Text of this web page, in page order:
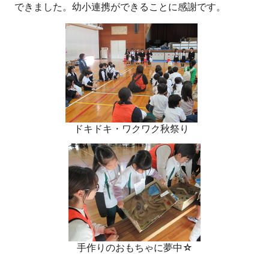
できました。幼小連携ができることに感謝です。
ドキドキ・ワクワク秋祭り
手作りのおもちゃに夢中☆